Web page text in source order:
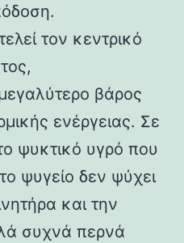
τον κεντρικό
βάρος
ενέργειας. Σε
ψυκτικό υγρό που
ψυγείο δεν ψύχει
και την
συχνά περνά